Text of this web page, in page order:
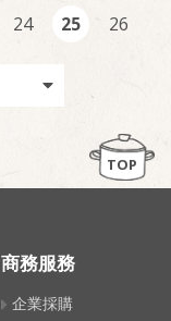
24 25
26
TOP
商務服務
企業採購